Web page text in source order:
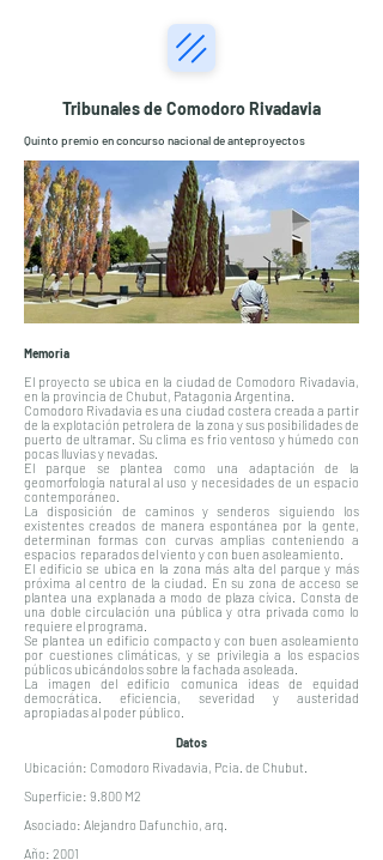
Tribunales de Comodoro Rivadavia
Quinto premio en concurso nacional de anteproyectos
Memoria
El proyecto se ubica en la ciudad de Comodoro Rivadavia,
en la provincia de Chubut, Patagonia Argentina.
Comodoro Rivadavia es una ciudad costera creada a partir
de la explotación petrolera de la zona y sus posibilidades de
puerto de ultramar. Su clima es frio ventoso y húmedo con
pocas lluvias y nevadas.
El parque se plantea como una adaptación de la
geomorfología natural al uso y necesidades de un espacio
contemporáneo.
La disposición de caminos y senderos siguiendo los
existentes creados de manera espontánea por la gente,
determinan formas con curvas amplias conteniendo a
espacios reparados del viento y con buen asoleamiento.
El edificio se ubica en la zona más alta del parque y más
próxima al centro de la ciudad. En su zona de acceso se
plantea una explanada a modo de plaza cívica. Consta de
una doble circulación una pública y otra privada como lo
requiere el programa.
Se plantea un edificio compacto y con buen asoleamiento
por cuestiones climáticas, y se privilegia a los espacios
públicos ubicándolos sobre la fachada asoleada.
La imagen del edificio comunica ideas de equidad
democrática. eficiencia, severidad y austeridad
apropiadas al poder público.
Datos
Ubicación: Comodoro Rivadavia, Pcia. de Chubut.
Superficie: 9.800 M2
Asociado: Alejandro Dafunchio, arq.
Año: 2001